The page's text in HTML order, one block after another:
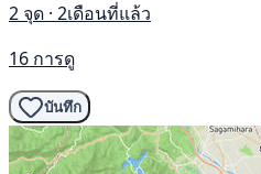
2 จุด · 2เดือนที่แล้ว
16 การดู
บันทึก